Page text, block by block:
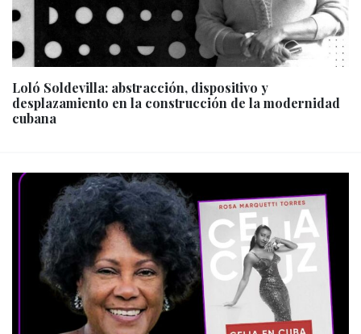
Loló Soldevilla: abstracción, dispositivo y
desplazamiento en la construcción de la modernidad
cubana